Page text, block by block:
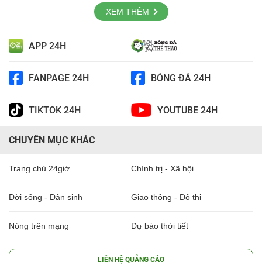
XEM THÊM
APP 24H
FANPAGE 24H BÓNG ĐÁ 24H
TIKTOK 24H YOUTUBE 24H
CHUYÊN MỤC KHÁC
Trang chủ 24giờ Chính trị - Xã hội
Đời sống - Dân sinh Giao thông - Đô thị
Nóng trên mạng Dự báo thời tiết
LIÊN HỆ QUẢNG CÁO